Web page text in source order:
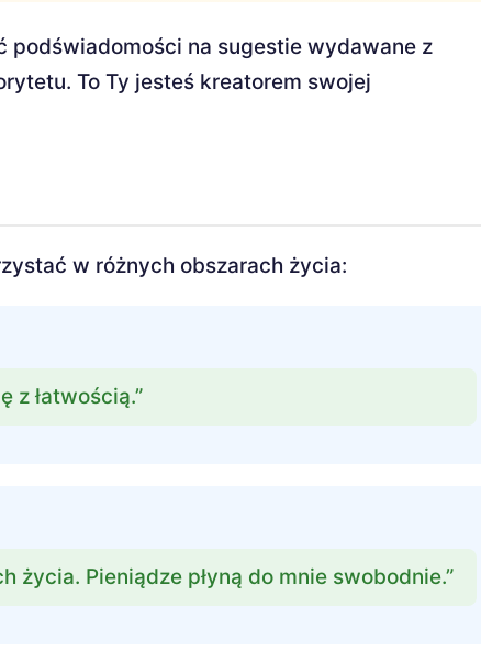
podświadomości na sugestie wydawane z
To Ty jesteś kreatorem swojej
w różnych obszarach życia:
z łatwością.”
Pieniądze płyną do mnie swobodnie.”